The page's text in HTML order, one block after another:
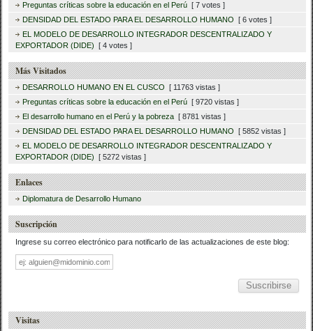
Preguntas críticas sobre la educación en el Perú [ 7 votes ]
DENSIDAD DEL ESTADO PARA EL DESARROLLO HUMANO
[ 6 votes ]
EL MODELO DE DESARROLLO INTEGRADOR DESCENTRALIZADO Y
EXPORTADOR (DIDE)
[ 4 votes ]
Más Visitados
DESARROLLO HUMANO EN EL CUSCO
[ 11763 vistas ]
Preguntas críticas sobre la educación en el Perú [ 9720 vistas ]
El desarrollo humano en el Perú y la pobreza [ 8781 vistas ]
DENSIDAD DEL ESTADO PARA EL DESARROLLO HUMANO
[ 5852 vistas ]
EL MODELO DE DESARROLLO INTEGRADOR DESCENTRALIZADO Y
EXPORTADOR (DIDE)
[ 5272 vistas ]
Enlaces
Diplomatura de Desarrollo Humano
Suscripción
Ingrese su correo electrónico para notificarlo de las actualizaciones de este blog:
Dirección
de
correo
Visitas